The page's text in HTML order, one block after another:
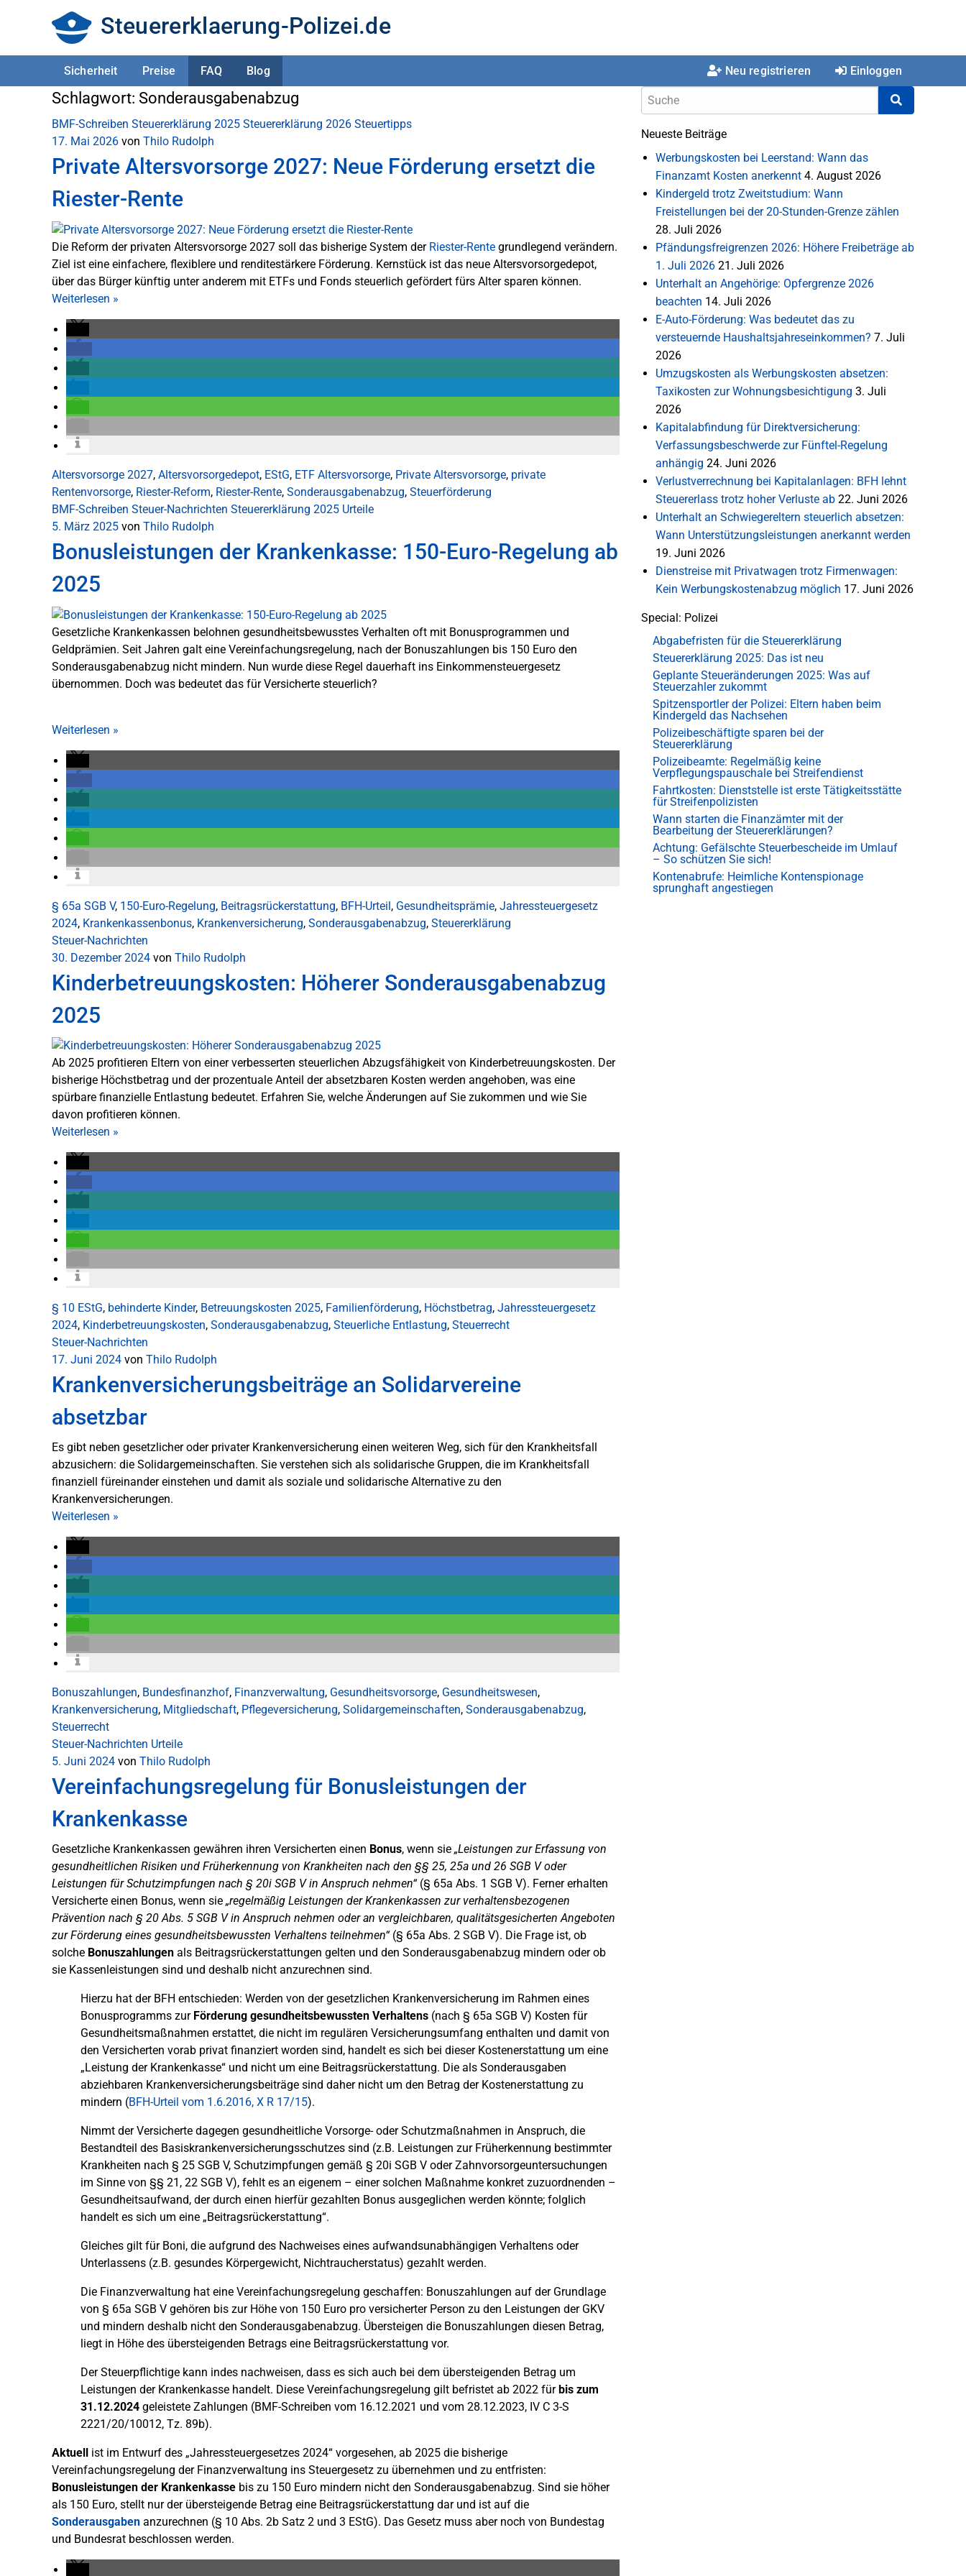
Steuererklaerung-Polizei.de
Sicherheit Preise FAQ Blog Neu registrieren Einloggen
Schlagwort: Sonderausgabenabzug
BMF-Schreiben Steuererklärung 2025 Steuererklärung 2026 Steuertipps
17. Mai 2026 von Thilo Rudolph
Private Altersvorsorge 2027: Neue Förderung ersetzt die
Riester-Rente
Die Reform der privaten Altersvorsorge 2027 soll das bisherige System der Riester-Rente grundlegend verändern.
Ziel ist eine einfachere, flexiblere und renditestärkere Förderung. Kernstück ist das neue Altersvorsorgedepot,
über das Bürger künftig unter anderem mit ETFs und Fonds steuerlich gefördert fürs Alter sparen können.
Weiterlesen »
Altersvorsorge 2027, Altersvorsorgedepot, EStG, ETF Altersvorsorge, Private Altersvorsorge, private
Rentenvorsorge, Riester-Reform, Riester-Rente, Sonderausgabenabzug, Steuerförderung
BMF-Schreiben Steuer-Nachrichten Steuererklärung 2025 Urteile
5. März 2025 von Thilo Rudolph
Bonusleistungen der Krankenkasse: 150-Euro-Regelung ab
2025
Gesetzliche Krankenkassen belohnen gesundheitsbewusstes Verhalten oft mit Bonusprogrammen und
Geldprämien. Seit Jahren galt eine Vereinfachungsregelung, nach der Bonuszahlungen bis 150 Euro den
Sonderausgabenabzug nicht mindern. Nun wurde diese Regel dauerhaft ins Einkommensteuergesetz
übernommen. Doch was bedeutet das für Versicherte steuerlich?
Weiterlesen »
§ 65a SGB V, 150-Euro-Regelung, Beitragsrückerstattung, BFH-Urteil, Gesundheitsprämie, Jahressteuergesetz
2024, Krankenkassenbonus, Krankenversicherung, Sonderausgabenabzug, Steuererklärung
Steuer-Nachrichten
30. Dezember 2024 von Thilo Rudolph
Kinderbetreuungskosten: Höherer Sonderausgabenabzug
2025
Ab 2025 profitieren Eltern von einer verbesserten steuerlichen Abzugsfähigkeit von Kinderbetreuungskosten. Der
bisherige Höchstbetrag und der prozentuale Anteil der absetzbaren Kosten werden angehoben, was eine
spürbare finanzielle Entlastung bedeutet. Erfahren Sie, welche Änderungen auf Sie zukommen und wie Sie
davon profitieren können.
Weiterlesen »
§ 10 EStG, behinderte Kinder, Betreuungskosten 2025, Familienförderung, Höchstbetrag, Jahressteuergesetz
2024, Kinderbetreuungskosten, Sonderausgabenabzug, Steuerliche Entlastung, Steuerrecht
Steuer-Nachrichten
17. Juni 2024 von Thilo Rudolph
Krankenversicherungsbeiträge an Solidarvereine
absetzbar
Es gibt neben gesetzlicher oder privater Krankenversicherung einen weiteren Weg, sich für den Krankheitsfall
abzusichern: die Solidargemeinschaften. Sie verstehen sich als solidarische Gruppen, die im Krankheitsfall
finanziell füreinander einstehen und damit als soziale und solidarische Alternative zu den
Krankenversicherungen.
Weiterlesen »
Bonuszahlungen, Bundesfinanzhof, Finanzverwaltung, Gesundheitsvorsorge, Gesundheitswesen,
Krankenversicherung, Mitgliedschaft, Pflegeversicherung, Solidargemeinschaften, Sonderausgabenabzug,
Steuerrecht
Steuer-Nachrichten Urteile
5. Juni 2024 von Thilo Rudolph
Vereinfachungsregelung für Bonusleistungen der
Krankenkasse
Gesetzliche Krankenkassen gewähren ihren Versicherten einen Bonus, wenn sie „Leistungen zur Erfassung von
gesundheitlichen Risiken und Früherkennung von Krankheiten nach den §§ 25, 25a und 26 SGB V oder
Leistungen für Schutzimpfungen nach § 20i SGB V in Anspruch nehmen“(§ 65a Abs. 1 SGB V). Ferner erhalten
Versicherte einen Bonus, wenn sie „regelmäßig Leistungen der Krankenkassen zur verhaltensbezogenen
Prävention nach § 20 Abs. 5 SGB V in Anspruch nehmen oder an vergleichbaren, qualitätsgesicherten Angeboten
zur Förderung eines gesundheitsbewussten Verhaltens teilnehmen“(§ 65a Abs. 2 SGB V). Die Frage ist, ob
solche Bonuszahlungen als Beitragsrückerstattungen gelten und den Sonderausgabenabzug mindern oder ob
sie Kassenleistungen sind und deshalb nicht anzurechnen sind.
Hierzu hat der BFH entschieden: Werden von der gesetzlichen Krankenversicherung im Rahmen eines
Bonusprogramms zur Förderung gesundheitsbewussten Verhaltens (nach § 65a SGB V) Kosten für
Gesundheitsmaßnahmen erstattet, die nicht im regulären Versicherungsumfang enthalten und damit von
den Versicherten vorab privat finanziert worden sind, handelt es sich bei dieser Kostenerstattung um eine
„Leistung der Krankenkasse“ und nicht um eine Beitragsrückerstattung. Die als Sonderausgaben
abziehbaren Krankenversicherungsbeiträge sind daher nicht um den Betrag der Kostenerstattung zu
mindern (BFH-Urteil vom 1.6.2016, X R 17/15).
Nimmt der Versicherte dagegen gesundheitliche Vorsorge- oder Schutzmaßnahmen in Anspruch, die
Bestandteil des Basiskrankenversicherungsschutzes sind (z.B. Leistungen zur Früherkennung bestimmter
Krankheiten nach § 25 SGB V, Schutzimpfungen gemäß § 20i SGB V oder Zahnvorsorgeuntersuchungen
im Sinne von §§ 21, 22 SGB V), fehlt es an eigenem – einer solchen Maßnahme konkret zuzuordnenden –
Gesundheitsaufwand, der durch einen hierfür gezahlten Bonus ausgeglichen werden könnte; folglich
handelt es sich um eine „Beitragsrückerstattung“.
Gleiches gilt für Boni, die aufgrund des Nachweises eines aufwandsunabhängigen Verhaltens oder
Unterlassens (z.B. gesundes Körpergewicht, Nichtraucherstatus) gezahlt werden.
Die Finanzverwaltung hat eine Vereinfachungsregelung geschaffen: Bonuszahlungen auf der Grundlage
von § 65a SGB V gehören bis zur Höhe von 150 Euro pro versicherter Person zu den Leistungen der GKV
und mindern deshalb nicht den Sonderausgabenabzug. Übersteigen die Bonuszahlungen diesen Betrag,
liegt in Höhe des übersteigenden Betrags eine Beitragsrückerstattung vor.
Der Steuerpflichtige kann indes nachweisen, dass es sich auch bei dem übersteigenden Betrag um
Leistungen der Krankenkasse handelt. Diese Vereinfachungsregelung gilt befristet ab 2022 für bis zum
31.12.2024 geleistete Zahlungen (BMF-Schreiben vom 16.12.2021 und vom 28.12.2023, IV C 3-S
2221/20/10012, Tz. 89b).
Aktuell
ist im Entwurf des „Jahressteuergesetzes 2024“ vorgesehen, ab 2025 die bisherige
Vereinfachungsregelung der Finanzverwaltung ins Steuergesetz zu übernehmen und zu entfristen:
Bonusleistungen der Krankenkasse bis zu 150 Euro mindern nicht den Sonderausgabenabzug. Sind sie höher
als 150 Euro, stellt nur der übersteigende Betrag eine Beitragsrückerstattung dar und ist auf die
Sonderausgaben anzurechnen (§ 10 Abs. 2b Satz 2 und 3 EStG). Das Gesetz muss aber noch von Bundestag
und Bundesrat beschlossen werden.
Neueste Beiträge
Werbungskosten bei Leerstand: Wann das
Finanzamt Kosten anerkennt 4. August 2026
Kindergeld trotz Zweitstudium: Wann
Freistellungen bei der 20-Stunden-Grenze zählen
28. Juli 2026
Pfändungsfreigrenzen 2026: Höhere Freibeträge ab
1. Juli 2026 21. Juli 2026
Unterhalt an Angehörige: Opfergrenze 2026
beachten 14. Juli 2026
E-Auto-Förderung: Was bedeutet das zu
versteuernde Haushaltsjahreseinkommen? 7. Juli
2026
Umzugskosten als Werbungskosten absetzen:
Taxikosten zur Wohnungsbesichtigung 3. Juli
2026
Kapitalabfindung für Direktversicherung:
Verfassungsbeschwerde zur Fünftel-Regelung
anhängig 24. Juni 2026
Verlustverrechnung bei Kapitalanlagen: BFH lehnt
Steuererlass trotz hoher Verluste ab 22. Juni 2026
Unterhalt an Schwiegereltern steuerlich absetzen:
Wann Unterstützungsleistungen anerkannt werden
19. Juni 2026
Dienstreise mit Privatwagen trotz Firmenwagen:
Kein Werbungskostenabzug möglich 17. Juni 2026
Special: Polizei
Abgabefristen für die Steuererklärung
Steuererklärung 2025: Das ist neu
Geplante Steueränderungen 2025: Was auf
Steuerzahler zukommt
Spitzensportler der Polizei: Eltern haben beim
Kindergeld das Nachsehen
Polizeibeschäftigte sparen bei der
Steuererklärung
Polizeibeamte: Regelmäßig keine
Verpflegungspauschale bei Streifendienst
Fahrtkosten: Dienststelle ist erste Tätigkeitsstätte
für Streifenpolizisten
Wann starten die Finanzämter mit der
Bearbeitung der Steuererklärungen?
Achtung: Gefälschte Steuerbescheide im Umlauf
– So schützen Sie sich!
Kontenabrufe: Heimliche Kontenspionage
sprunghaft angestiegen